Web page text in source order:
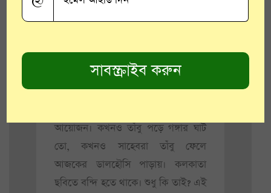
ফেরা করা জনগণের চোখে পড়ল। প্রায়
নিয়ে এক বার এদিকে যায়, এক বার
ওদিকে যায়। তার পর কোথাও গিয়ে তাঁবু
টাঙায়। আর তারই সাথে সাথে শুরু হয়ে
আয়োজন। কখনও তাঁবু পড়ে গঙ্গার ঘাট
তো, কখনও সাহেবরা তাঁবু ফেলে
আজকের ডালহৌসি পাড়ায়। কলকাতা
ছবিতে বন্দি হতে থাকে। শুধু কি তাই? এই